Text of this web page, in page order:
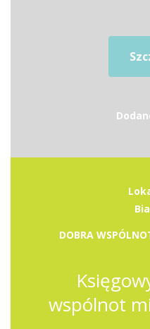
DOBRA
wspólnot